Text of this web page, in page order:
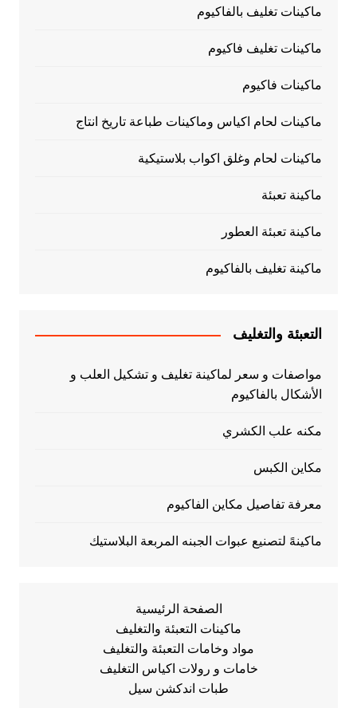
ماكينات تغليف بالفاكيوم
ماكينات تغليف فاكيوم
ماكينات فاكيوم
ماكينات لحام اكياس وماكينات طباعة تاريخ انتاج
ماكينات لحام وغلق اكواب بلاستيكية
ماكينة تعبئة
ماكينة تعبئة العطور
ماكينة تغليف بالفاكيوم
التعبئة والتغليف
مواصفات و سعر لماكينة تغليف و تشكيل العلب و
الأشكال بالفاكيوم
مكنه علب الكشري
مكاين الكبس
معرفة تفاصيل مكاين الفاكيوم
ماكينهً لتصنيع عبوات الجبنه المربعة البلاستيك
الصفحة الرئيسية
ماكينات التعبئة والتغليف
مواد وخامات التعبئة والتغليف
خامات و رولات اكياس التغليف
طبات اندكشن سيل